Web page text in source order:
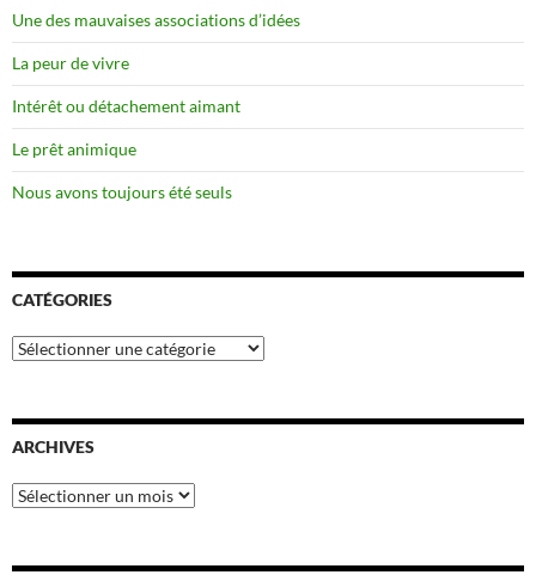
Une des mauvaises associations d’idées
La peur de vivre
Intérêt ou détachement aimant
Le prêt animique
Nous avons toujours été seuls
CATÉGORIES
Catégories
ARCHIVES
Archives